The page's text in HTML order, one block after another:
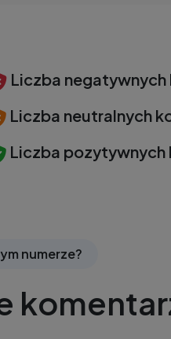
Liczba
Liczba neutralnych
Liczba pozytywnych
numerze?